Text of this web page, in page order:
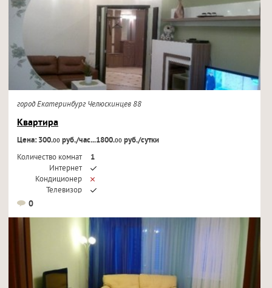
город Екатеринбург Челюскинцев 88
Квартира
Цена: 300.00руб./час...1800.00руб./сутки
Количество комнат
1
Интернет
Кондиционер
Телевизор
0